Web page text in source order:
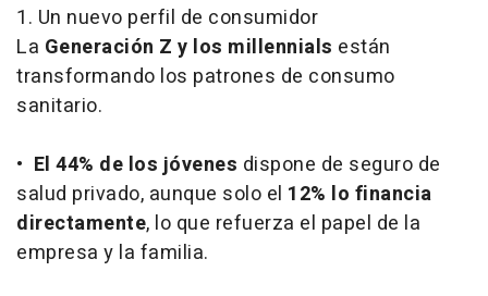
1. Un nuevo perfil de consumidor
La Generación Z y los millennials están
transformando los patrones de consumo
sanitario.
• El 44% de los jóvenes dispone de seguro de
salud privado, aunque solo el 12% lo financia
directamente, lo que refuerza el papel de la
empresa y la familia.